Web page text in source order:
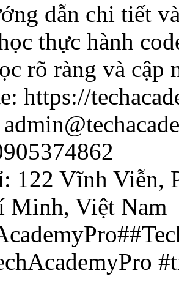
dẫn chi tiết
thực hành
rõ ràng và cập
https://
122 Vĩnh Viễn,
Minh, Việt Nam